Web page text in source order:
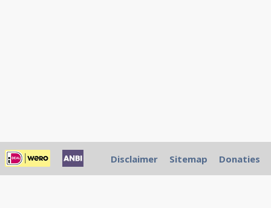
Disclaimer Sitemap Donaties